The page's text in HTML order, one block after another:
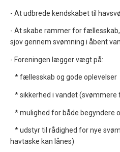
- At udbrede kendskabet til
- At skabe rammer for
sjov gennem svømning i åbent
- Foreningen lægger vægt på:
* fællesskab og gode oplevelser
* sikkerhed i vandet (svømmere
* mulighed for både begyndere
* udstyr til rådighed for nye
havtaske kan lånes)